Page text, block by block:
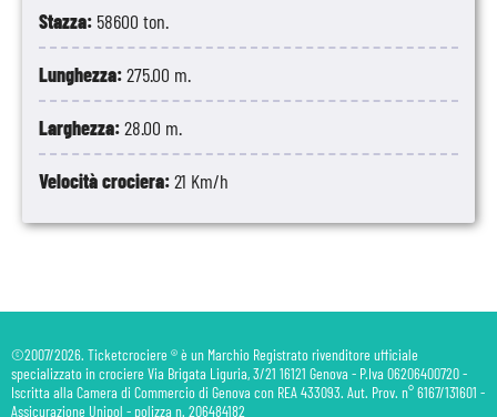
Stazza: 58600 ton.
Lunghezza:275.00 m.
Larghezza:28.00 m.
Velocità crociera:21 Km/h
©2007/2026. Ticketcrociere ® è un Marchio Registrato rivenditore ufficiale
specializzato in crociere Via Brigata Liguria, 3/21 16121 Genova - P.Iva 06206400720 -
Iscritta alla Camera di Commercio di Genova con REA 433093. Aut. Prov. n° 6167/131601 -
Assicurazione Unipol - polizza n. 206484182